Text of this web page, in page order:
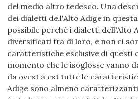
del medio altro tedesco. Una
dei dialetti dell'Alto Adige in
possibile perché i dialetti dell'Alto
diversificati fra di loro, e non ci
caratteristiche esclusive di questi
momento che le isoglosse vanno
da ovest a est tutte le
Adige sono almeno